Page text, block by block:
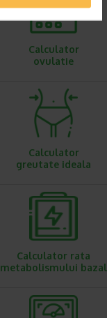
Calculator
ovulatie
Calculator
greutate ideala
Calculator rata
metabolismului bazal